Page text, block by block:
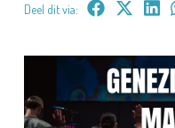
Deel dit via: